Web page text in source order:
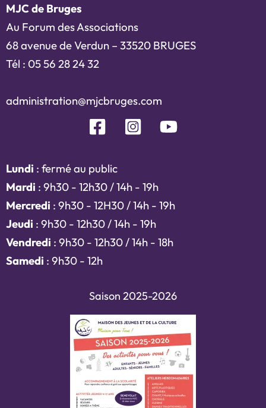
MJC de Bruges
Au Forum des Associations
68 avenue de Verdun – 33520 BRUGES
Tél : 05 56 28 24 32
administration@mjcbruges.com
Lundi : fermé au public
Mardi : 9h30 - 12h30 / 14h - 19h
Mercredi : 9h30 - 12H30 / 14h - 19h
Jeudi : 9h30 - 12h30 / 14h - 19h
Vendredi : 9h30 - 12h30 / 14h - 18h
Samedi : 9h30 - 12h
Saison 2025-2026